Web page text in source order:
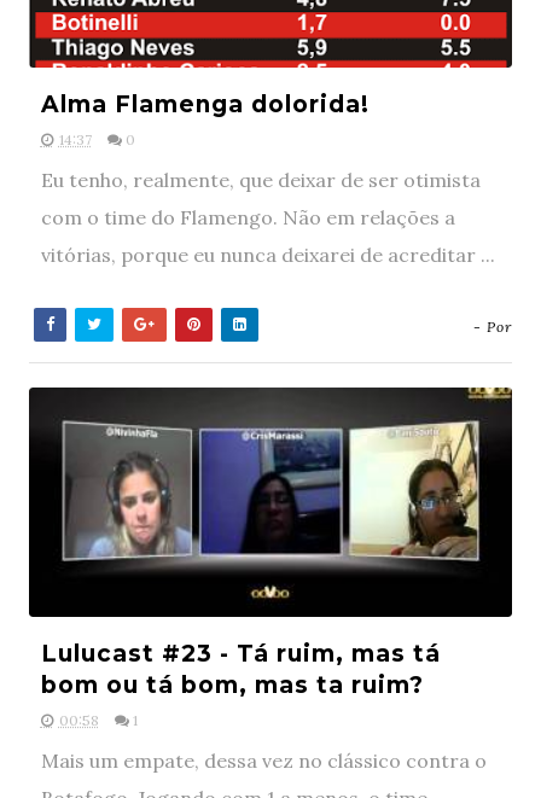
Alma Flamenga dolorida!
14:37 0
Eu tenho, realmente, que deixar de ser otimista
com o time do Flamengo. Não em relações a
vitórias, porque eu nunca deixarei de acreditar ...
- Por
Lulucast #23 - Tá ruim, mas tá
bom ou tá bom, mas ta ruim?
00:58 1
Mais um empate, dessa vez no clássico contra o